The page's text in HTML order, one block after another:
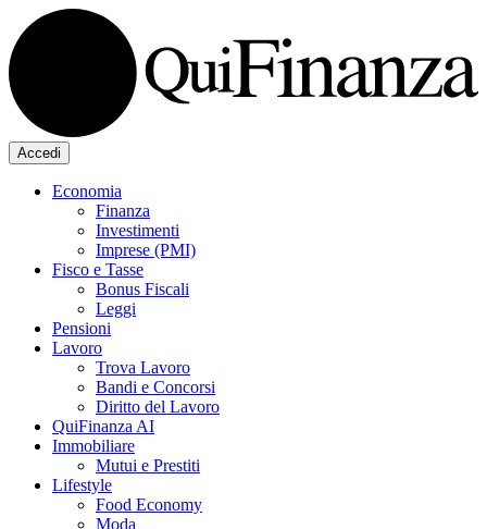
Accedi
Economia
Finanza
Investimenti
Imprese (PMI)
Fisco e Tasse
Bonus Fiscali
Leggi
Pensioni
Lavoro
Trova Lavoro
Bandi e Concorsi
Diritto del Lavoro
QuiFinanza AI
Immobiliare
Mutui e Prestiti
Lifestyle
Food Economy
Moda